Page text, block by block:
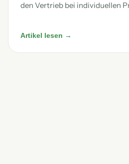
den Vertrieb bei individuellen
Artikel lesen →